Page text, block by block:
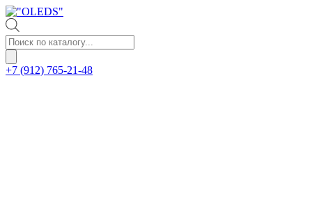
Поиск
товаров
+7 (912) 765-21-48